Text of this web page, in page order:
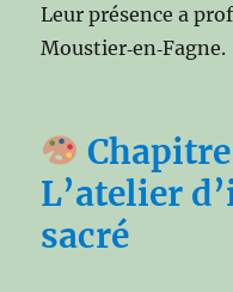
Leur présence a
Moustier‑en‑Fagne.
L’atelier
sacré